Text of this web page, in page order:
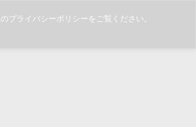
プライバシーポリシーをご覧ください。